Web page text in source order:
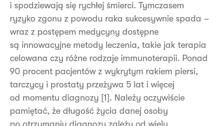
i spodziewają się rychłej śmierci. Tymczasem
ryzyko zgonu z powodu raka sukcesywnie spada –
wraz z postępem medycyny dostępne
są innowacyjne metody leczenia, takie jak terapia
celowana czy różne rodzaje immunoterapii. Ponad
90 procent pacjentów z wykrytym rakiem piersi,
tarczycy i prostaty przeżywa 5 lat i więcej
od momentu diagnozy [1]. Należy oczywiście
pamiętać, że długość życia danej osoby